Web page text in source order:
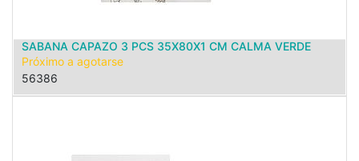
SABANA CAPAZO 3 PCS 35X80X1 CM CALMA VERDE
Próximo a agotarse
56386